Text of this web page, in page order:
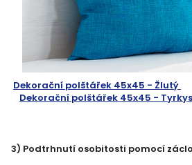
Dekorační polštářek 45x45 - Žlutý
Dekorační polštářek 45x45 -
3) Podtrhnutí osobitosti pomocí